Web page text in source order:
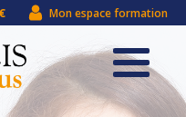
Mon espace formation